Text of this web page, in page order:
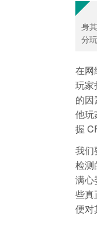
身
分
在网
玩家
的
他玩
握
我们
检测
满心
些真
便对